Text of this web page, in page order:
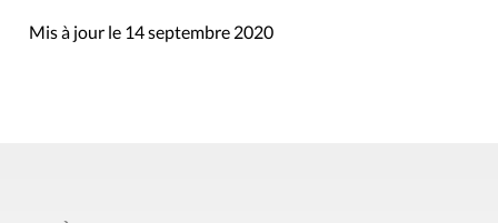
Mis à jour le 14 septembre 2020